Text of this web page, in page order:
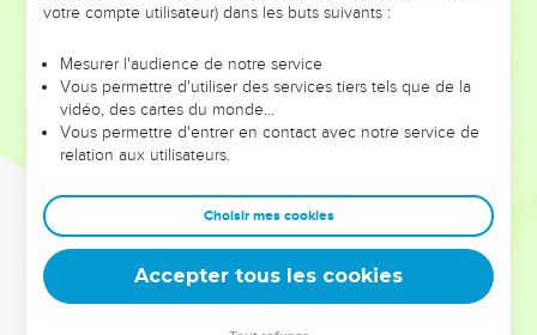
leur foi ou leur vision. Mais on voit moins les doutes, les erreurs
et les saisons difficiles qu'ils ont traversés, alors même que ce
sont elles qui les ont façonnés.
Dans cette conférence, leaders, entrepreneurs, et responsables
clés pour avancer avec plus de sagesse afin que leurs erreurs
deviennent vos tremplins. Que vous guidiez un ministère, une
équipe, un groupe ou une famille, leur expérience est faite
votre compte utilisateur) dans les buts suivants :
Mesurer l'audience de notre service
Vous permettre d'utiliser des services tiers tels que de la
vidéo, des cartes du monde…
Vous permettre d'entrer en contact avec notre service de
relation aux utilisateurs.
Choisir mes cookies
Accepter tous les cookies